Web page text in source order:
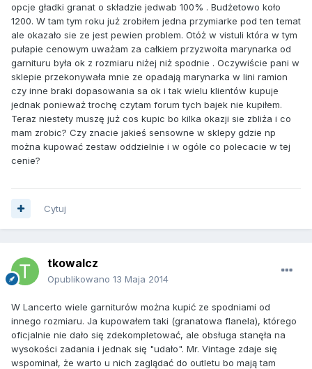
opcje gładki granat o składzie jedwab 100% . Budżetowo koło
1200. W tam tym roku już zrobiłem jedna przymiarke pod ten temat
ale okazało sie ze jest pewien problem. Otóż w vistuli która w tym
pułapie cenowym uważam za całkiem przyzwoita marynarka od
garnituru była ok z rozmiaru niżej niż spodnie . Oczywiście pani w
sklepie przekonywała mnie ze opadają marynarka w lini ramion
czy inne braki dopasowania sa ok i tak wielu klientów kupuje
jednak ponieważ trochę czytam forum tych bajek nie kupiłem.
Teraz niestety muszę już cos kupic bo kilka okazji sie zbliża i co
mam zrobic? Czy znacie jakieś sensowne w sklepy gdzie np
można kupować zestaw oddzielnie i w ogóle co polecacie w tej
cenie?
Cytuj
tkowalcz
Opublikowano 13 Maja 2014
W Lancerto wiele garniturów można kupić ze spodniami od
innego rozmiaru. Ja kupowałem taki (granatowa flanela), którego
oficjalnie nie dało się zdekompletować, ale obsługa stanęła na
wysokości zadania i jednak się "udało". Mr. Vintage zdaje się
wspominał, że warto u nich zaglądać do outletu bo mają tam